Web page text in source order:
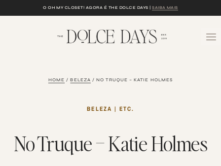
O OH MY CLOSET! AGORA É THE DOLCE DAYS |SAIBA MAIS
HOME / BELEZA / NO TRUQUE – KATIE HOLMES
BELEZA | ETC.
No Truque – Katie Holmes